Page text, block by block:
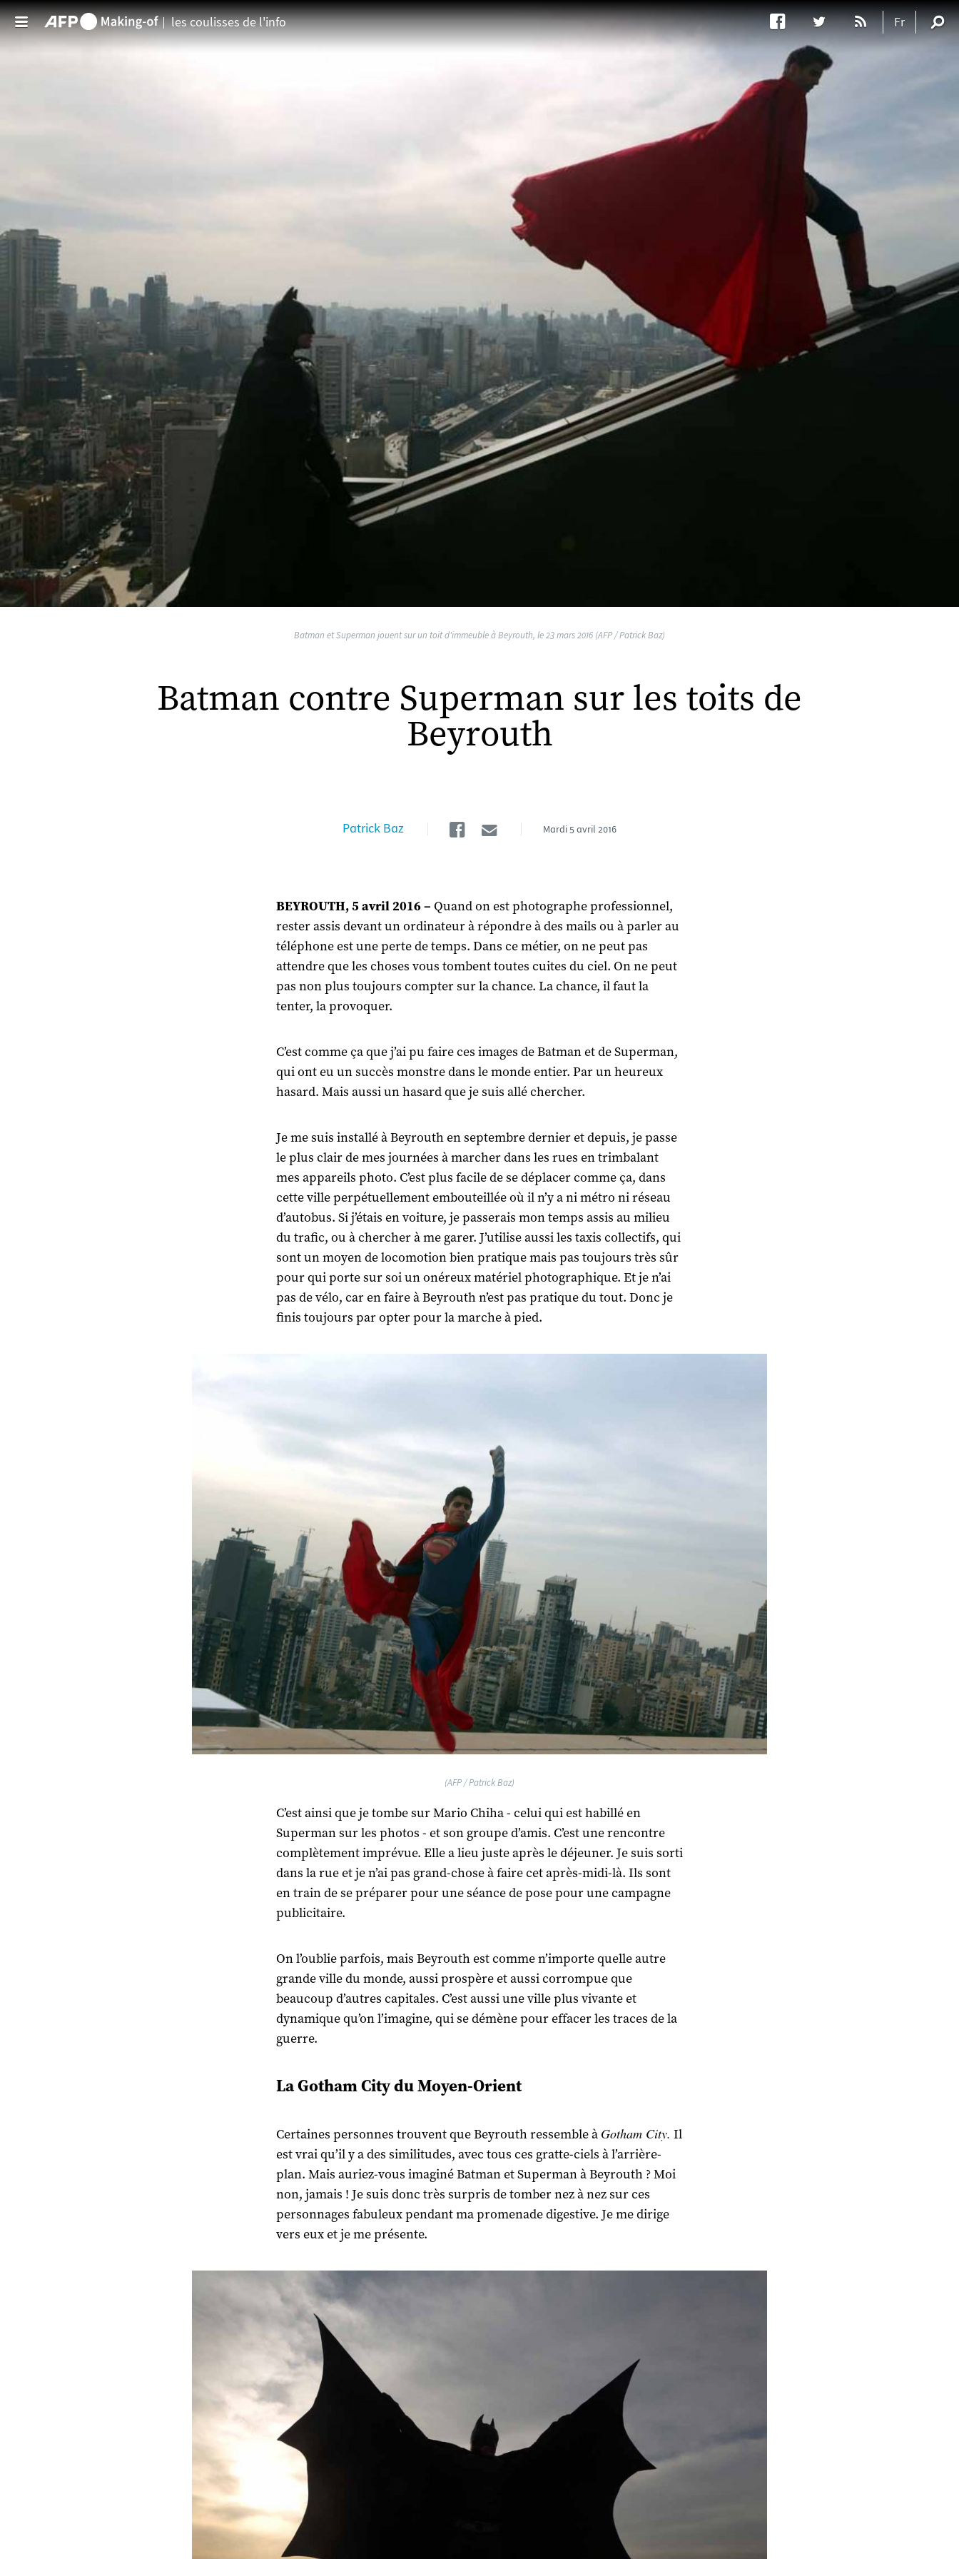
Aller au contenu principal
les coulisses de l'info
Batman et Superman jouent sur un toit d'immeuble à Beyrouth, le 23 mars 2016 (AFP / Patrick Baz)
Batman contre Superman sur les toits de
Beyrouth
Patrick Baz Facebook
Email
Mardi5 avril 2016
BEYROUTH, 5 avril 2016 – Quand on est photographe professionnel,
rester assis devant un ordinateur à répondre à des mails ou à parler au
téléphone est une perte de temps. Dans ce métier, on ne peut pas
attendre que les choses vous tombent toutes cuites du ciel. On ne peut
pas non plus toujours compter sur la chance. La chance, il faut la
tenter, la provoquer.
C’est comme ça que j’ai pu faire ces images de Batman et de Superman,
qui ont eu un succès monstre dans le monde entier. Par un heureux
hasard. Mais aussi un hasard que je suis allé chercher.
Je me suis installé à Beyrouth en septembre dernier et depuis, je passe
le plus clair de mes journées à marcher dans les rues en trimbalant
mes appareils photo. C’est plus facile de se déplacer comme ça, dans
cette ville perpétuellement embouteillée où il n’y a ni métro ni réseau
d’autobus. Si j’étais en voiture, je passerais mon temps assis au milieu
du trafic, ou à chercher à me garer. J’utilise aussi les taxis collectifs, qui
sont un moyen de locomotion bien pratique mais pas toujours très sûr
pour qui porte sur soi un onéreux matériel photographique. Et je n’ai
pas de vélo, car en faire à Beyrouth n’est pas pratique du tout. Donc je
finis toujours par opter pour la marche à pied.
(AFP / Patrick Baz)
C’est ainsi que je tombe sur Mario Chiha - celui qui est habillé en
Superman sur les photos - et son groupe d’amis. C’est une rencontre
complètement imprévue. Elle a lieu juste après le déjeuner. Je suis sorti
dans la rue et je n’ai pas grand-chose à faire cet après-midi-là. Ils sont
en train de se préparer pour une séance de pose pour une campagne
publicitaire.
On l’oublie parfois, mais Beyrouth est comme n’importe quelle autre
grande ville du monde, aussi prospère et aussi corrompue que
beaucoup d’autres capitales. C’est aussi une ville plus vivante et
dynamique qu’on l’imagine, qui se démène pour effacer les traces de la
guerre.
La Gotham City du Moyen-Orient
Certaines personnes trouvent que Beyrouth ressemble à Gotham City. Il
est vrai qu’il y a des similitudes, avec tous ces gratte-ciels à l’arrière-
plan. Mais auriez-vous imaginé Batman et Superman à Beyrouth ? Moi
non, jamais ! Je suis donc très surpris de tomber nez à nez sur ces
personnages fabuleux pendant ma promenade digestive. Je me dirige
vers eux et je me présente.